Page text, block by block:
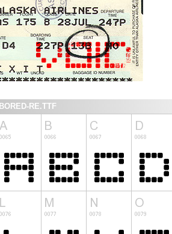
BORED-RE.TTF